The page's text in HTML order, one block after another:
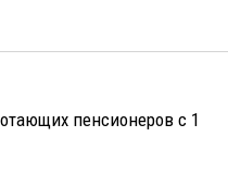
пенсионеров с 1